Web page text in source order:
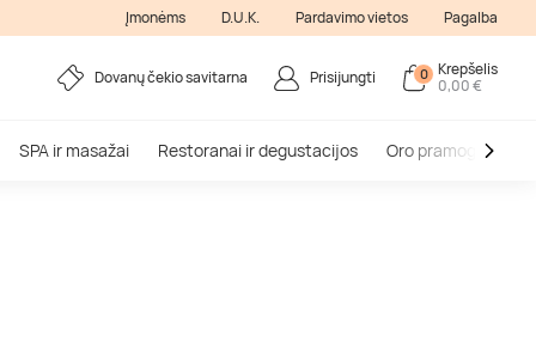
Įmonėms D.U.K. Pardavimo vietos Pagalba
Dovanų čekio savitarna Prisijungti 0 Krepšelis
0,00 €
SPA ir masažai Restoranai ir degustacijos Oro pramogos